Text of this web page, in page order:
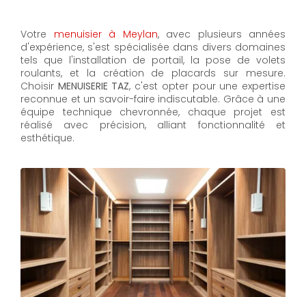
Votre menuisier à Meylan, avec plusieurs années
d'expérience, s'est spécialisée dans divers domaines
tels que l'installation de portail, la pose de volets
roulants, et la création de placards sur mesure.
Choisir MENUISERIE TAZ, c'est opter pour une expertise
reconnue et un savoir-faire indiscutable. Grâce à une
équipe technique chevronnée, chaque projet est
réalisé avec précision, alliant fonctionnalité et
esthétique.